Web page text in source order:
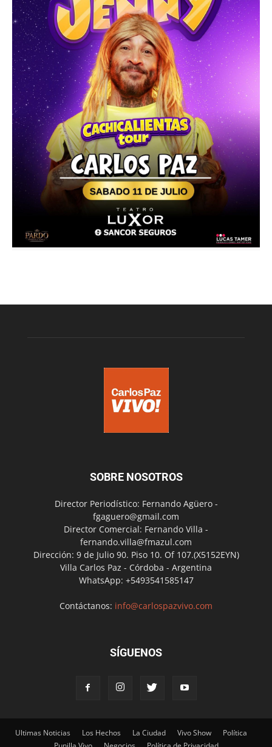
SOBRE NOSOTROS
Director Periodístico: Fernando Agüero -
fgaguero@gmail.com
Director Comercial: Fernando Villa -
fernando.villa@fmazul.com
Dirección: 9 de Julio 90. Piso 10. Of 107.(X5152EYN)
Villa Carlos Paz - Córdoba - Argentina
WhatsApp: +5493541585147
Contáctanos: info@carlospazvivo.com
SÍGUENOS
Ultimas Noticias Los Hechos La Ciudad Vivo Show
Política